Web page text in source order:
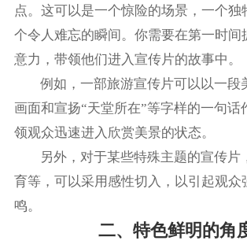
点。这可以是一个惊险的场景，一个独
个令人难忘的瞬间。你需要在第一时间
意力，带领他们进入宣传片的故事中。
例如，一部旅游宣传片可以以一段
画面和宣扬“天堂所在”等字样的一句话
领观众迅速进入欣赏美景的状态。
另外，对于某些特殊主题的宣传片
育等，可以采用感性切入，以引起观众
鸣。
二、特色鲜明的角